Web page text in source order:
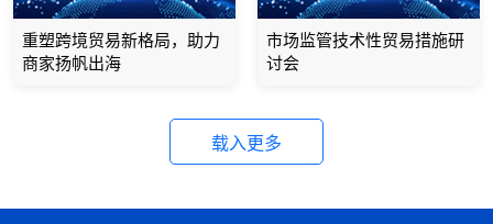
重塑跨境贸易新格局，助力
商家扬帆出海
市场监管技术性贸易措施研
讨会
载入更多